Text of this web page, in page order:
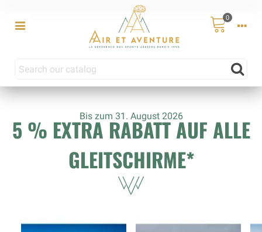
0
Bis zum 31. August 2026
5 % EXTRA RABATT AUF ALLE
GLEITSCHIRME*